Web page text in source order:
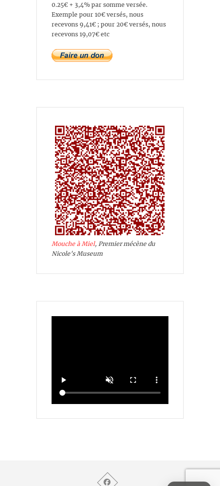
0.25€ + 3,4% par somme versée.
Exemple pour 10€ versés, nous
recevons 9,41€ ; pour 20€ versés, nous
recevons 19,07€ etc
Mouche à Miel, Premier mécène du
Nicole's Museum